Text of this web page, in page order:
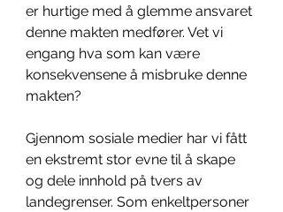
er hurtige med å glemme ansvaret
denne makten medfører. Vet vi
engang hva som kan være
konsekvensene å misbruke denne
makten?
Gjennom sosiale medier har vi fått
en ekstremt stor evne til å skape
og dele innhold på tvers av
landegrenser. Som enkeltpersoner